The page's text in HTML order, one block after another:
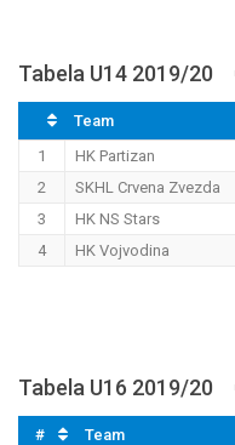
Tabela U14 2019/20
Team
1
HK Partizan
2
SKHL Crvena Zvezda
3
HK NS Stars
4
HK Vojvodina
Tabela U16 2019/20
# Team